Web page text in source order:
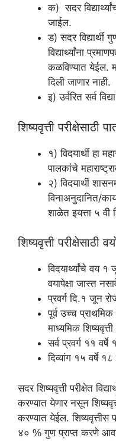
क) सदर
जाईल.
ड) सदर विद्यार्थी
विद्यार्थ्‍यांना
कळविण्यात येईल.
दिली जाणार नाही.
इ) उर्वरित सर्व
शिष्यवृत्ती परीक्षेसाठी
१) विदयार्थी हा
पालकांचे
२) विदयार्थी
विनाअनुदानित/
शाळेत इयत्ता ५ वी
शिष्यवृत्ती परीक्षेसाठी
विदयार्थ्‍यांचे वय १
वयापेक्षा जास्त
प्रवर्ग दि.१ जून
पूर्व उच्च प्राथमिक
माध्यमिक
सर्व प्रवर्ग ११ वर्षे
दिव्यांग १५ वर्षे १८
सदर शिष्यवृत्ती परीक्षेत
करण्यात येणार नसून
करण्यात येईल. शिष्यवृत्तीस
४० % गुण प्राप्त करणे